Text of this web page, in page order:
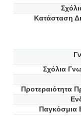
Κατάσταση
Σχόλια
Προτεραιότητα
Παγκόσμια